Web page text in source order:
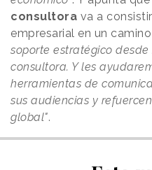
consultora va a
empresarial en un camino
soporte estratégico
consultora. Y les
herramientas de
sus audiencias y
global".